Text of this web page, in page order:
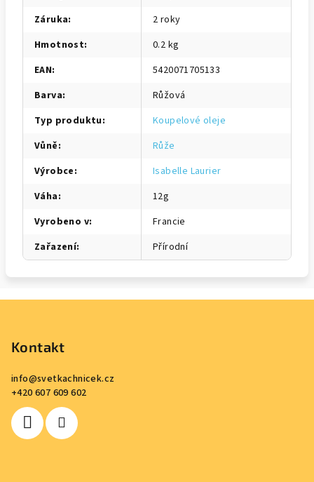
Záruka:
2 roky
Hmotnost:
0.2 kg
EAN:
5420071705133
Barva:
Růžová
Typ produktu:
Koupelové oleje
Vůně:
Růže
Výrobce:
Isabelle Laurier
Váha:
12g
Vyrobeno v:
Francie
Zařazení: Přírodní
Kontakt
info@svetkachnicek.cz
+420 607 609 602